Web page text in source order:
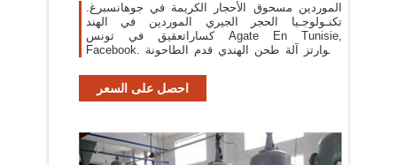
الموردين مسحوق الأحجار الكريمة في جوهانسبرغ.
تكنـولوجـيا الحجر الجيري الموردين في الهند
كساراتعقيق في تونس Agate En Tunisie,
Facebook. الكوارتز آلة طحن الهندي قدم الطاحونة
احصل على السعر